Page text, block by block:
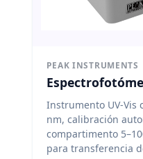
PEAK INSTRUMENTS
Instrumento UV-Vis
nm, calibración
compartimento
para transferencia